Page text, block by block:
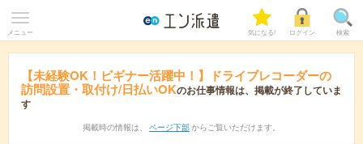
メニュー 気になる! ログイン 検索
【未経験OK！ビギナー活躍中！】ドライブレコーダーの
訪問設置・取付け/日払いOKのお仕事情報は、掲載が終了していま
す
掲載時の情報は、 ページ下部 からご覧いただけます。